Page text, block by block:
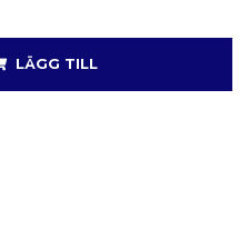
LÄGG TILL